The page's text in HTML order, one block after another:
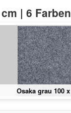
| 6 Farben
x 100 cm